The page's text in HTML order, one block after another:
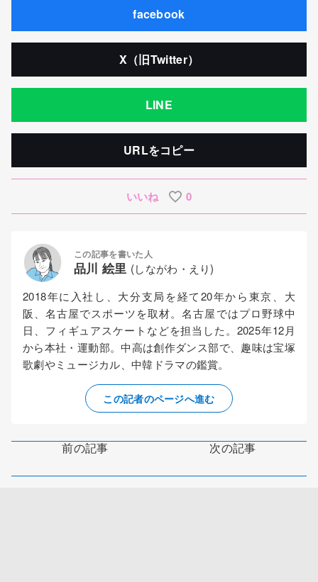
facebook
X（旧Twitter）
LINE
URLをコピー
いいね 0
この記事を書いた人
品川 絵里 (しながわ・えり)
2018年に入社し、大分支局を経て20年から東京、大
阪、名古屋でスポーツを取材。名古屋ではプロ野球中
日、フィギュアスケートなどを担当した。2025年12月
から本社・運動部。中高は創作ダンス部で、趣味は宝塚
歌劇やミュージカル、中韓ドラマの鑑賞。
この記者のページへ進む
前の記事 次の記事